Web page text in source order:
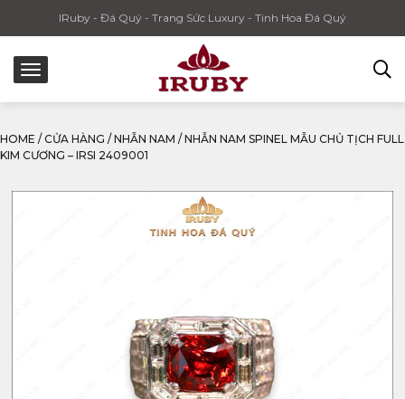
IRuby - Đá Quý - Trang Sức Luxury - Tinh Hoa Đá Quý
HOME / CỬA HÀNG / NHẪN NAM / NHẪN NAM SPINEL MẪU CHỦ TỊCH FULL
KIM CƯƠNG – IRSI 2409001